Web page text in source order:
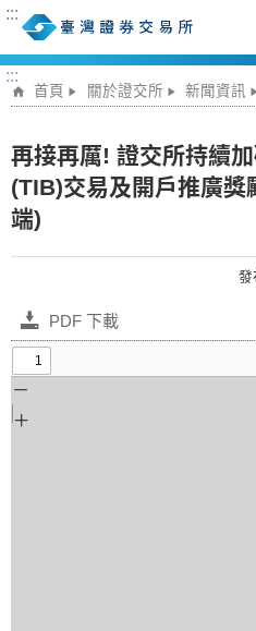
:::
:::
首頁 關於證交所 新聞資訊
再接再厲! 證交所持續
(TIB)交易及開戶推廣獎
端)
發
PDF 下載